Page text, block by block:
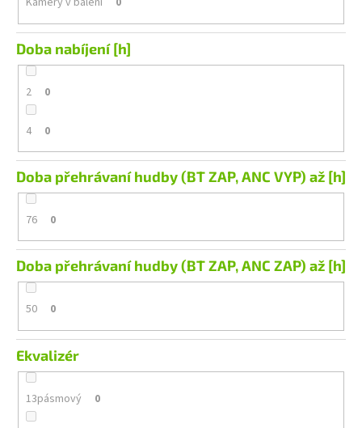
Doba nabíjení [h]
2 0
4 0
Doba přehrávaní hudby (BT ZAP, ANC VYP) až [h]
76 0
Doba přehrávaní hudby (BT ZAP, ANC ZAP) až [h]
50 0
Ekvalizér
13pásmový 0